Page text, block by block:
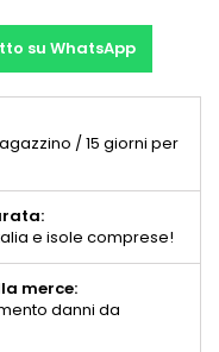
su WhatsApp
/ 15 giorni per
e isole comprese!
merce:
danni da